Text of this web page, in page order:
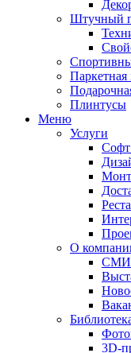
Штучный
Плинтусы
Меню
Услуги
О
СМИ
3D-